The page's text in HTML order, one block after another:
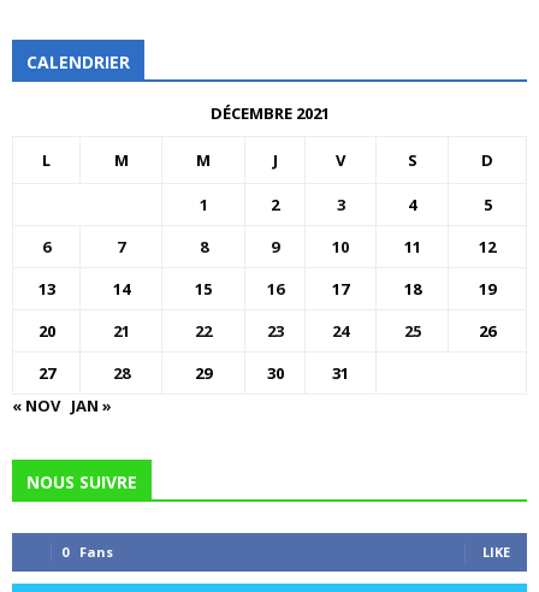
CALENDRIER
DÉCEMBRE 2021
L M M J V S D
1 2 3 4
5
6
7 8 9 10 11
12
13
14 15 16 17 18
19
20
21 22 23 24 25
26
27
28 29 30
31
« NOV JAN »
NOUS SUIVRE
0 Fans LIKE